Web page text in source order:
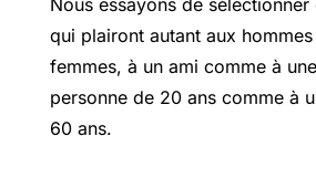
Nous essayons de sélectionner
qui plairont autant aux hommes
femmes, à un ami comme à
personne de 20 ans comme à
60 ans.